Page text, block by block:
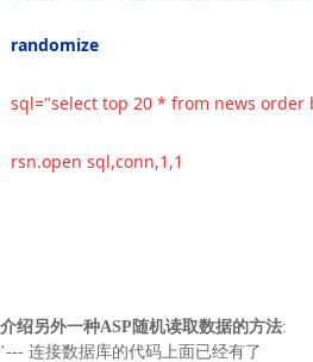
randomize
sql="select top 20 * from news order
rsn.open sql,conn,1,1
介绍另外一种ASP随机读取数据的方法:
’--- 连接数据库的代码上面已经有了